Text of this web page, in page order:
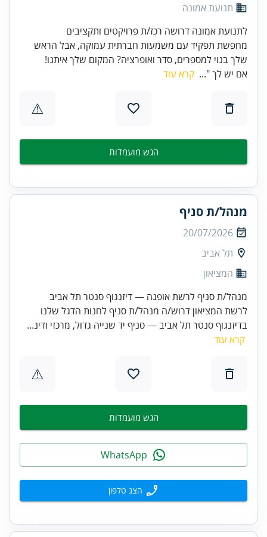
תנועת אמונה
לתנועת אמונה דרושה רכז/ת פרויקטים ותקציבים
מחפשת תפקיד עם משמעות חברתית עמוקה, אבל הראש
שלך בנוי למספרים, סדר ואופרציה? המקום שלך איתנו!
אם יש לך "... קרא עוד
⚠
הגש מועמדות
מנהל/ת סניף
20/07/2026
תל אביב
המציאון
מנהל/ת סניף לרשת אופנה — דיזנגוף סנטר תל אביב
לרשת המציאון דרוש/ה מנהל/ת סניף לחנות הדגל שלנו
בדיזנגוף סנטר תל אביב — סניף יד שנייה גדול, מרכזי ודינ...
קרא עוד
⚠
הגש מועמדות
הצג טלפון